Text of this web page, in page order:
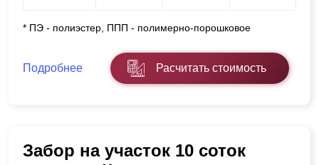
* ПЭ - полиэстер, ППП - полимерно-порошковое
Подробнее Расчитать стоимость
Забор на участок 10 соток